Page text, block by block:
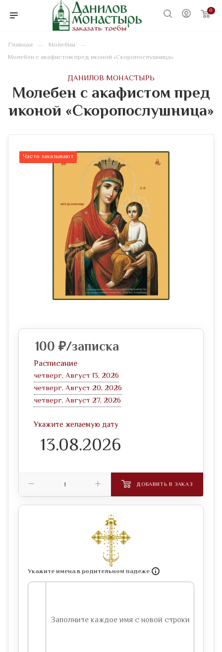
0
Главная — Молебны —
Молебен с акафистом пред иконой «Скоропослушница»
ДАНИЛОВ МОНАСТЫРЬ
Молебен с акафистом пред
иконой «Скоропослушница»
Часто заказывают
Укажите имена в родительном падеже
100 ₽/записка
Расписание
четверг, Август 13, 2026
четверг, Август 20, 2026
четверг, Август 27, 2026
Укажите желаемую дату
ДОБАВИТЬ В ЗАКАЗ